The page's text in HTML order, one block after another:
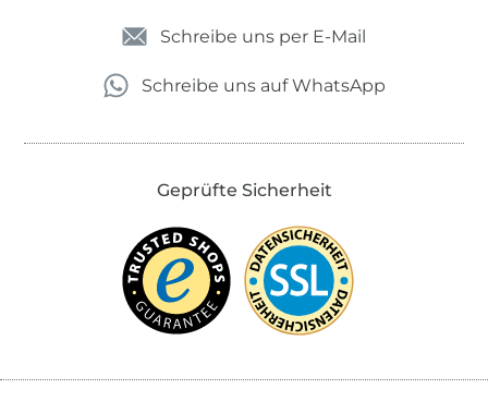
Schreibe uns per E-Mail
Schreibe uns auf WhatsApp
Geprüfte Sicherheit